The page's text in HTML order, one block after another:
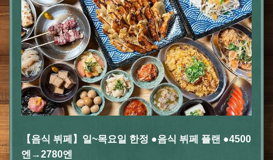
【음식 뷔페】일~목요일 한정 ●음식 뷔페 플랜 ●4500
엔→2780엔